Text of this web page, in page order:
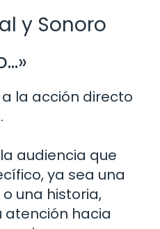
y Sonoro
la acción directo
audiencia que
ya sea una
una historia,
atención hacia